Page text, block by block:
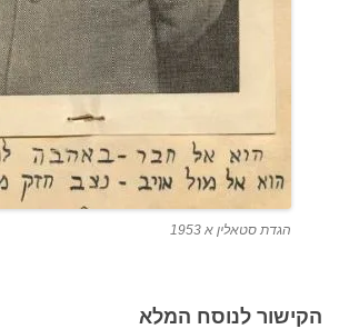
הגדת סטאלין א 1953
הקישור לנוסח המלא